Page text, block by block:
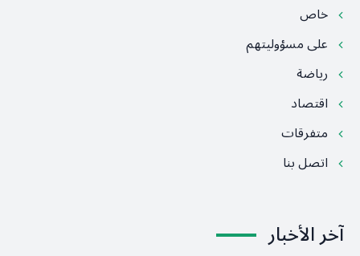
خاص
على مسؤوليتهم
رياضة
اقتصاد
متفرقات
اتصل بنا
آخر الأخبار